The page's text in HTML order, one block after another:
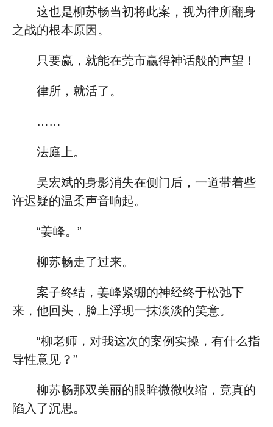
这也是柳苏畅当初将此案，视为律所翻身
之战的根本原因。
只要赢，就能在莞市赢得神话般的声望！
律所，就活了。
……
法庭上。
吴宏斌的身影消失在侧门后，一道带着些
许迟疑的温柔声音响起。
“姜峰。”
柳苏畅走了过来。
案子终结，姜峰紧绷的神经终于松弛下
来，他回头，脸上浮现一抹淡淡的笑意。
“柳老师，对我这次的案例实操，有什么指
导性意见？”
柳苏畅那双美丽的眼眸微微收缩，竟真的
陷入了沉思。